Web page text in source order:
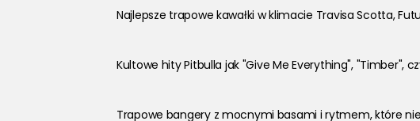
Najlepsze trapowe kawałki w klimacie Travisa Scotta,
Kultowe hity Pitbulla jak "Give Me Everything", "Timber",
Trapowe bangery z mocnymi basami i rytmem, które